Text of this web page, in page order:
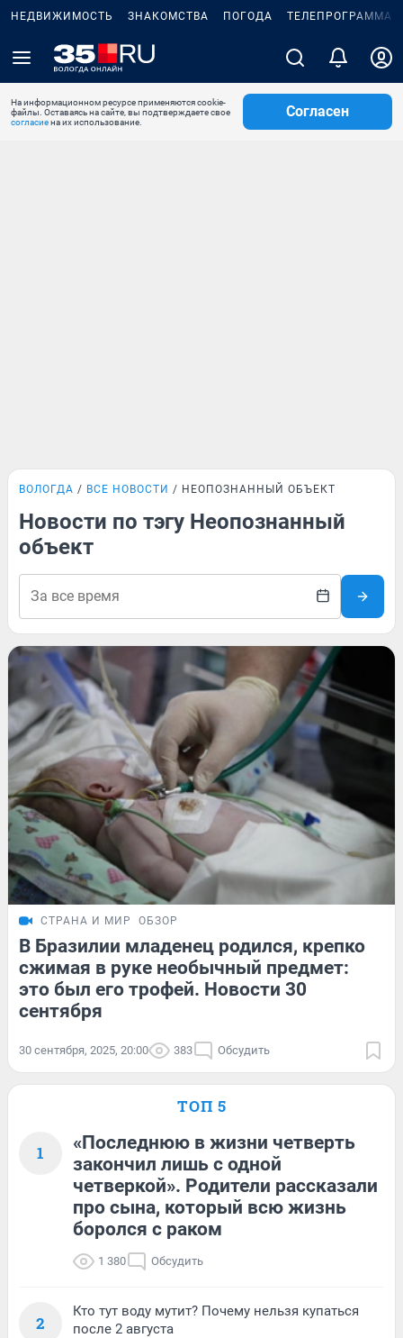
НЕДВИЖИМОСТЬ ЗНАКОМСТВА ПОГОДА ТЕЛЕПРОГРАММА
На информационном ресурсе применяются cookie-
файлы. Оставаясь на сайте, вы подтверждаете свое
согласиена их использование.
Согласен
ВОЛОГДА ВСЕ НОВОСТИ НЕОПОЗНАННЫЙ ОБЪЕКТ
Новости по тэгу Неопознанный
объект
СТРАНА И МИР ОБЗОР
В Бразилии младенец родился, крепко
сжимая в руке необычный предмет:
это был его трофей. Новости 30
сентября
30 сентября, 2025, 20:00 383 Обсудить
ТОП 5
1
«Последнюю в жизни четверть
закончил лишь с одной
четверкой». Родители рассказали
про сына, который всю жизнь
боролся с раком
1 380 Обсудить
2
Кто тут воду мутит? Почему нельзя купаться
после 2 августа